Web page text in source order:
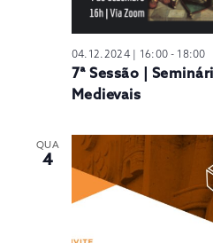
04.12.2024 | 16:00 - 18:00
7ª Sessão |
Medievais
QUA
4